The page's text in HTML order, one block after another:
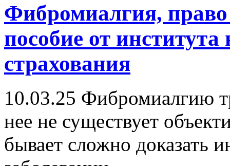
Фибромиалгия,
пособие от
страхования
10.03.25 Фибромиалгию
нее не существует
бывает сложно доказать